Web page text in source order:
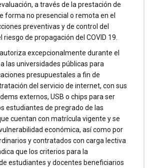
a través de la prestación de
forma no presencial o remota en el
preventivas y de control del
riesgo de propagación del COVID 19.
excepcionalmente durante el
las universidades públicas para
presupuestales a fin de
del servicio de internet, con sus
externos, USB o chips para ser
estudiantes de pregrado de las
cuentan con matrícula vigente y se
económica, así como por
y contratados con carga lectiva
que los criterios para la
estudiantes y docentes beneficiarios